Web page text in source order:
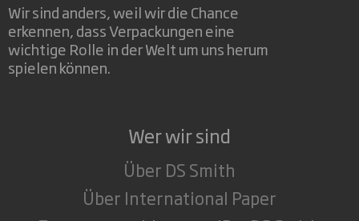
Wir sind anders, weil wir die Chance
erkennen, dass Verpackungen eine
wichtige Rolle in der Welt um uns herum
spielen können.
Wer wir sind
Über DS Smith
Über International Paper